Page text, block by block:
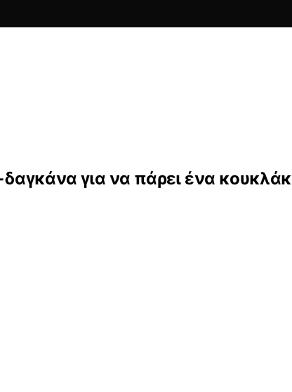
για να πάρει ένα κουκλάκ